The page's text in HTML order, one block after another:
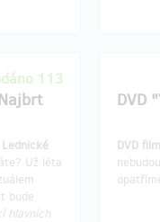
113
Už léta
bude
hlavních
DVD
DVD